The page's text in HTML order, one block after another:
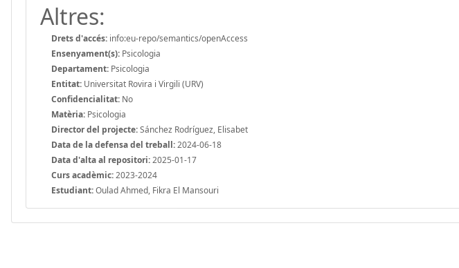
Altres:
Drets d'accés: info:eu-repo/semantics/openAccess
Ensenyament(s): Psicologia
Departament: Psicologia
Entitat: Universitat Rovira i Virgili (URV)
Confidencialitat: No
Matèria: Psicologia
Director del projecte:Sánchez Rodríguez, Elisabet
Data de la defensa del treball:2024-06-18
Data d'alta al repositori:2025-01-17
Curs acadèmic:2023-2024
Estudiant:Oulad Ahmed, Fikra El Mansouri